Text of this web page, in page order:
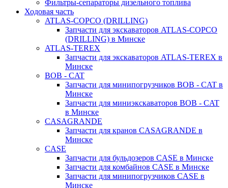
Фильтры-сепараторы дизельного топлива
Ходовая часть
ATLAS-COPCO (DRILLING)
Запчасти для экскаваторов ATLAS-COPCO
(DRILLING) в Минске
ATLAS-TEREX
Запчасти для экскаваторов ATLAS-TEREX в
Минске
BOB - CAT
Запчасти для минипогрузчиков BOB - CAT в
Минске
Запчасти для миниэкскаваторов BOB - CAT
в Минске
CASAGRANDE
Запчасти для кранов CASAGRANDE в
Минске
CASE
Запчасти для бульдозеров CASE в Минске
Запчасти для комбайнов CASE в Минске
Запчасти для минипогрузчиков CASE в
Минске